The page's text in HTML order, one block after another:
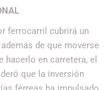
ferrocarril cubrirá un
de que moverse
hacerlo en carretera, el
que la inversión